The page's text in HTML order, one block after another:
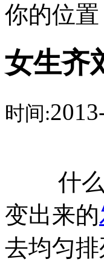
你的位置
女生齐
时间:
什么
变出来的
去均匀